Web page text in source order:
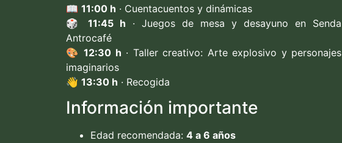
📖 11:00 h · Cuentacuentos y dinámicas
🎲11:45 h · Juegos de mesa y desayuno en Senda
Antrocafé
🎨12:30 h · Taller creativo: Arte explosivo y personajes
imaginarios
👋 13:30 h · Recogida
Información importante
Edad recomendada: 4 a 6 años